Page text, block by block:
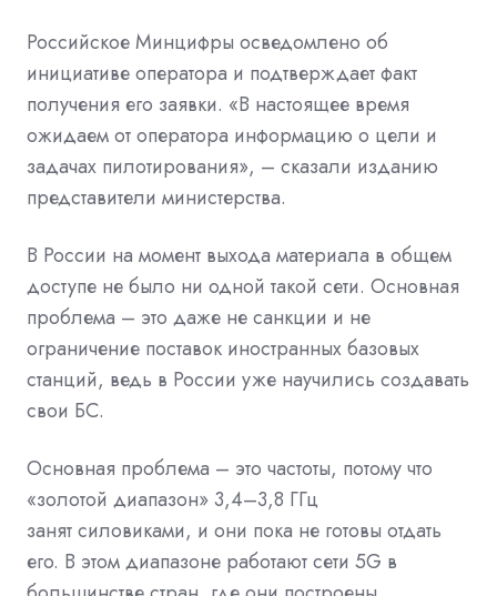
Российское Минцифры осведомлено об
инициативе оператора и подтверждает факт
получения его заявки. «В настоящее время
ожидаем от оператора информацию о цели и
задачах пилотирования», – сказали изданию
представители министерства.
В России на момент выхода материала в общем
доступе не было ни одной такой сети. Основная
проблема – это даже несанкции и не
ограничение поставок иностранных базовых
станций, ведь в России уже научились создавать
свои БС.
Основная проблема – это частоты, потому что
«золотой диапазон» 3,4–3,8 ГГц
занятсиловиками, и они пока не готовы отдать
его. В этом диапазоне работают сети 5G в